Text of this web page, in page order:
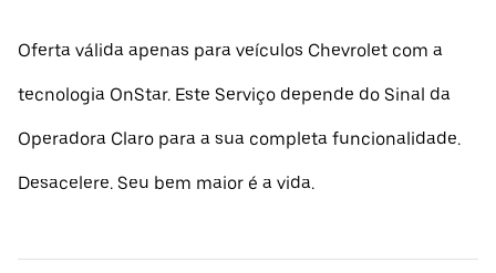
Oferta válida apenas para veículos Chevrolet com a
tecnologia OnStar. Este Serviço depende do Sinal da
Operadora Claro para a sua completa funcionalidade.
Desacelere. Seu bem maior é a vida.